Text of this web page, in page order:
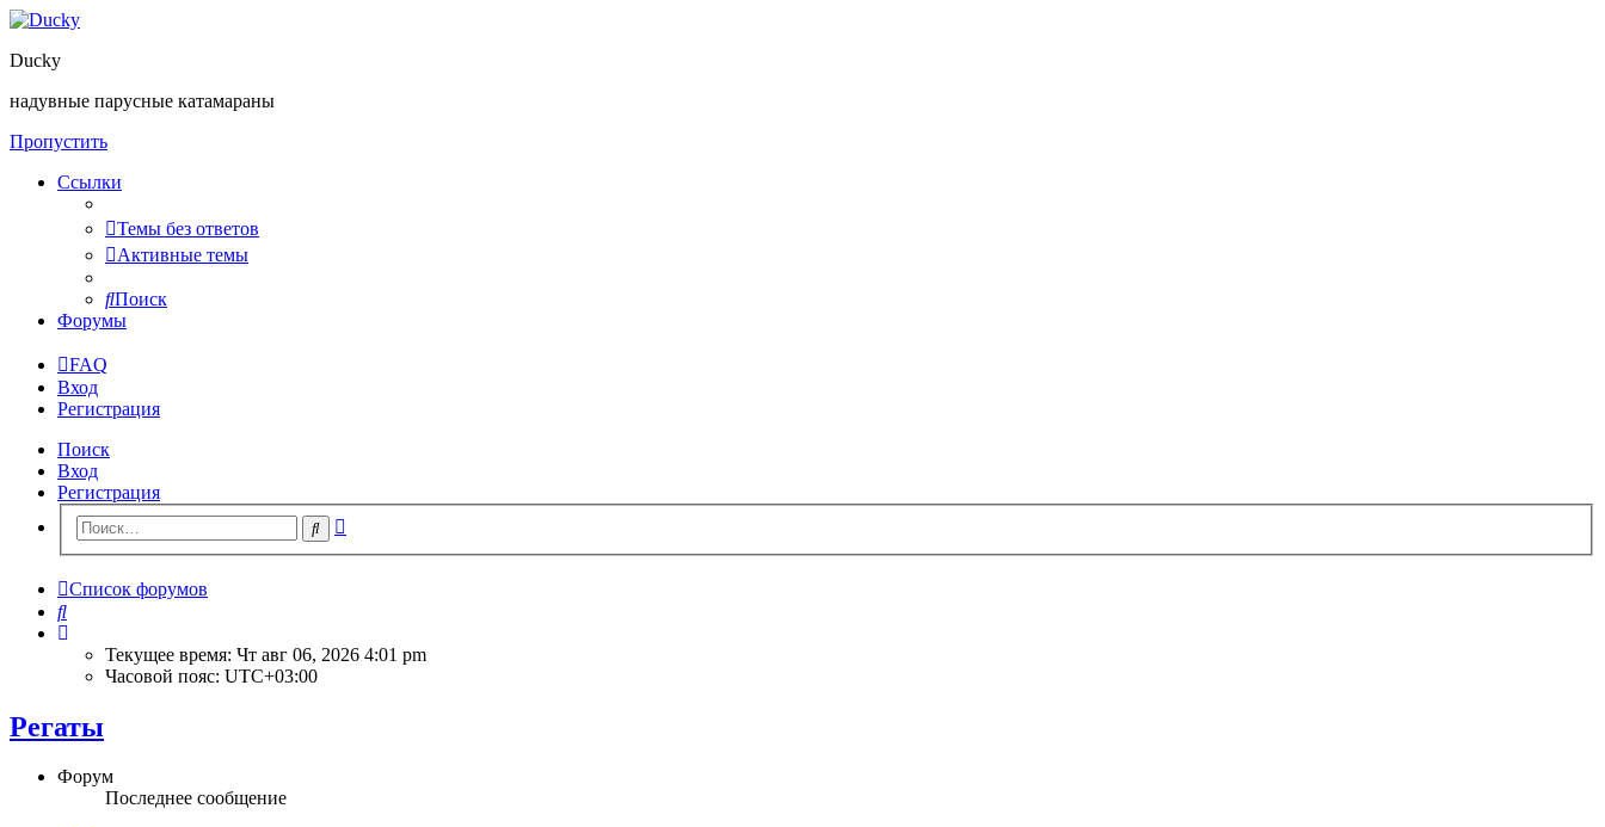
Ducky
надувные парусные катамараны
Пропустить
Ссылки
Темы без ответов
Активные темы
Поиск
Форумы
FAQ
Вход
Регистрация
Поиск
Вход
Регистрация
Поиск
Список форумов
Поиск
Текущее время: Чт авг 06, 2026 4:01 pm
Часовой пояс: UTC+03:00
Регаты
Форум
Последнее сообщение